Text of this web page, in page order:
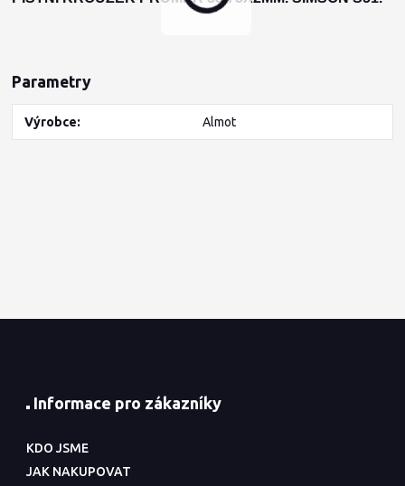
Parametry
Výrobce Almot
Informace pro zákazníky
KDO JSME
JAK NAKUPOVAT